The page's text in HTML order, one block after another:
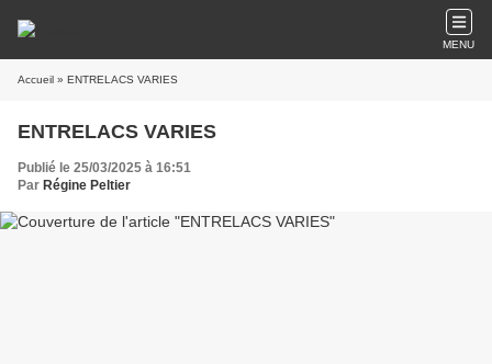
MENU
Accueil » ENTRELACS VARIES
ENTRELACS VARIES
Publié le 25/03/2025 à 16:51
Par Régine Peltier